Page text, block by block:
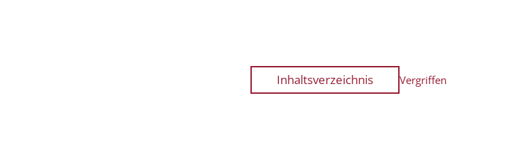
Inhaltsverzeichnis Vergriffen